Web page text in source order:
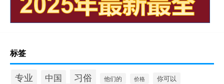
标签
专业 中国 习俗 他们的 价格 你可以